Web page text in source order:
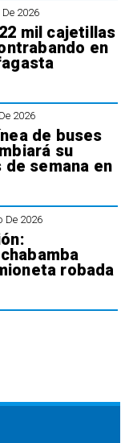
2026
mil cajetillas
en
2026
de buses
su
semana en
De 2026
robada